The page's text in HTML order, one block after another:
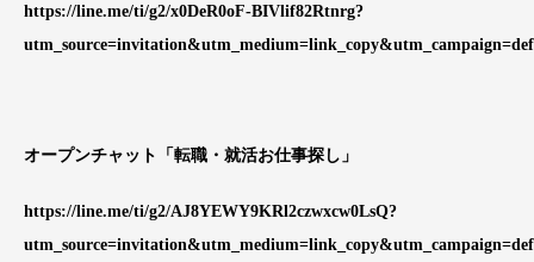
https://line.me/ti/g2/x0DeR0oF-BIVlif82Rtnrg?
オープンチャット「転職・就活お仕事探し」
https://line.me/ti/g2/AJ8YEWY9KRl2czwxcw0LsQ?